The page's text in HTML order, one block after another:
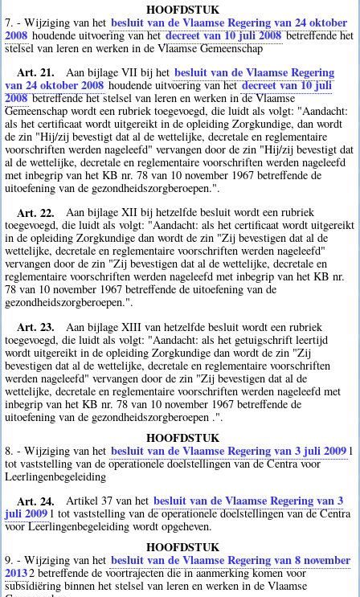
HOOFDSTUK
7. - Wijziging van het besluit van de Vlaamse Regering van 24 oktober
2008 houdende uitvoering van hetdecreet van 10 juli 2008betreffende het
stelsel van leren en werken in de Vlaamse Gemeenschap
Art. 21. Aan bijlage VII bij het besluit van de Vlaamse Regering
van 24 oktober 2008 houdende uitvoering van hetdecreet van 10 juli
2008betreffende het stelsel van leren en werken in de Vlaamse
Gemeenschap wordt een rubriek toegevoegd, die luidt als volgt: "Aandacht:
als het certificaat wordt uitgereikt in de opleiding Zorgkundige, dan wordt
de zin "Hij/zij bevestigt dat al de wettelijke, decretale en reglementaire
voorschriften werden nageleefd" vervangen door de zin "Hij/zij bevestigt dat
al de wettelijke, decretale en reglementaire voorschriften werden nageleefd
met inbegrip van het KB nr. 78 van 10 november 1967 betreffende de
uitoefening van de gezondheidszorgberoepen.".
Art. 22.
Aan bijlage XII bij hetzelfde besluit wordt een rubriek
toegevoegd, die luidt als volgt: "Aandacht: als het certificaat wordt uitgereikt
in de opleiding Zorgkundige dan wordt de zin "Zij bevestigen dat al de
wettelijke, decretale en reglementaire voorschriften werden nageleefd"
vervangen door de zin "Zij bevestigen dat al de wettelijke, decretale en
reglementaire voorschriften werden nageleefd met inbegrip van het KB nr.
78 van 10 november 1967 betreffende de uitoefening van de
gezondheidszorgberoepen.".
Art. 23.
Aan bijlage XIII van hetzelfde besluit wordt een rubriek
toegevoegd, die luidt als volgt: "Aandacht: als het getuigschrift leertijd
wordt uitgereikt in de opleiding Zorgkundige dan wordt de zin "Zij
bevestigen dat al de wettelijke, decretale en reglementaire voorschriften
werden nageleefd" vervangen door de zin "Zij bevestigen dat al de
wettelijke, decretale en reglementaire voorschriften werden nageleefd met
inbegrip van het KB nr. 78 van 10 november 1967 betreffende de
uitoefening van de gezondheidszorgberoepen .".
HOOFDSTUK
8. - Wijziging van het besluit van de Vlaamse Regering van 3 juli 2009 1
tot vaststelling van de operationele doelstellingen van de Centra voor
Leerlingenbegeleiding
Art. 24. Artikel 37 van het besluit van de Vlaamse Regering van 3
juli 2009 1 tot vaststelling van de operationele doelstellingen van de Centra
voor Leerlingenbegeleiding wordt opgeheven.
HOOFDSTUK
9. - Wijziging van het besluit van de Vlaamse Regering van 8 november
20132 betreffende de voortrajecten die in aanmerking komen voor
subsidiëring binnen het stelsel van leren en werken in de Vlaamse